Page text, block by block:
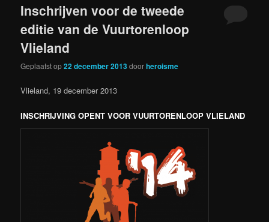
Inschrijven voor de tweede
editie van de Vuurtorenloop
Vlieland
Geplaatst op22 december 2013doorheroisme
Vlieland, 19 december 2013
INSCHRIJVING OPENT VOOR VUURTORENLOOP VLIELAND